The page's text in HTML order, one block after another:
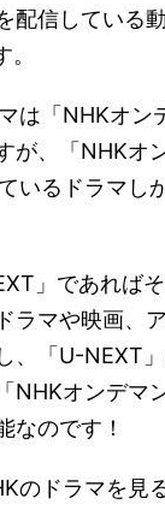
配信している
は「NHKオン
が、「NHKオ
いるドラマし
」であれば
ラマや映画、
、「U-NEXT
NHKオンデマ
なのです！
のドラマを見